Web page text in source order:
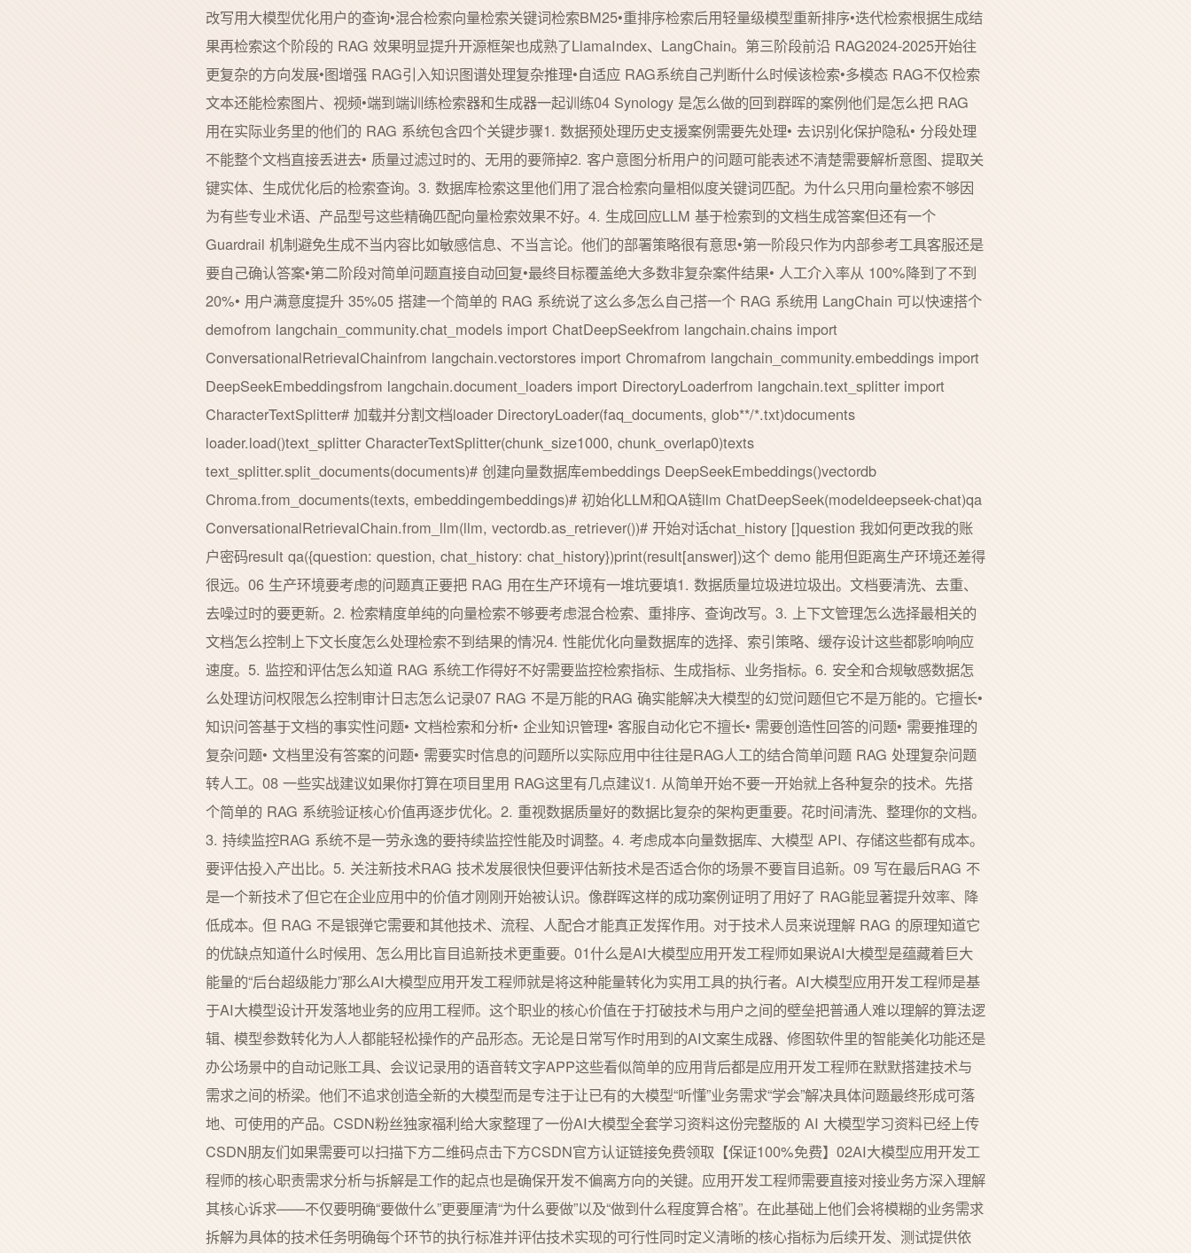
改写用大模型优化用户的查询•混合检索向量检索关键词检索BM25•重排序检索后用轻量级模型重新排序•迭代检索根据生成结
果再检索这个阶段的 RAG 效果明显提升开源框架也成熟了LlamaIndex、LangChain。第三阶段前沿 RAG2024-2025开始往
更复杂的方向发展•图增强 RAG引入知识图谱处理复杂推理•自适应 RAG系统自己判断什么时候该检索•多模态 RAG不仅检索
文本还能检索图片、视频•端到端训练检索器和生成器一起训练04 Synology 是怎么做的回到群晖的案例他们是怎么把 RAG
用在实际业务里的他们的 RAG 系统包含四个关键步骤1. 数据预处理历史支援案例需要先处理• 去识别化保护隐私• 分段处理
不能整个文档直接丢进去• 质量过滤过时的、无用的要筛掉2. 客户意图分析用户的问题可能表述不清楚需要解析意图、提取关
键实体、生成优化后的检索查询。3. 数据库检索这里他们用了混合检索向量相似度关键词匹配。为什么只用向量检索不够因
为有些专业术语、产品型号这些精确匹配向量检索效果不好。4. 生成回应LLM 基于检索到的文档生成答案但还有一个
Guardrail 机制避免生成不当内容比如敏感信息、不当言论。他们的部署策略很有意思•第一阶段只作为内部参考工具客服还是
要自己确认答案•第二阶段对简单问题直接自动回复•最终目标覆盖绝大多数非复杂案件结果• 人工介入率从 100%降到了不到
20%• 用户满意度提升 35%05 搭建一个简单的 RAG 系统说了这么多怎么自己搭一个 RAG 系统用 LangChain 可以快速搭个
demofrom langchain_community.chat_models import ChatDeepSeekfrom langchain.chains import
ConversationalRetrievalChainfrom langchain.vectorstores import Chromafrom langchain_community.embeddings import
DeepSeekEmbeddingsfrom langchain.document_loaders import DirectoryLoaderfrom langchain.text_splitter import
CharacterTextSplitter# 加载并分割文档loader DirectoryLoader(faq_documents, glob**/*.txt)documents
loader.load()text_splitter CharacterTextSplitter(chunk_size1000, chunk_overlap0)texts
text_splitter.split_documents(documents)# 创建向量数据库embeddings DeepSeekEmbeddings()vectordb
Chroma.from_documents(texts, embeddingembeddings)# 初始化LLM和QA链llm ChatDeepSeek(modeldeepseek-chat)qa
ConversationalRetrievalChain.from_llm(llm, vectordb.as_retriever())# 开始对话chat_history []question 我如何更改我的账
户密码result qa({question: question, chat_history: chat_history})print(result[answer])这个 demo 能用但距离生产环境还差得
很远。06 生产环境要考虑的问题真正要把 RAG 用在生产环境有一堆坑要填1. 数据质量垃圾进垃圾出。文档要清洗、去重、
去噪过时的要更新。2. 检索精度单纯的向量检索不够要考虑混合检索、重排序、查询改写。3. 上下文管理怎么选择最相关的
文档怎么控制上下文长度怎么处理检索不到结果的情况4. 性能优化向量数据库的选择、索引策略、缓存设计这些都影响响应
速度。5. 监控和评估怎么知道 RAG 系统工作得好不好需要监控检索指标、生成指标、业务指标。6. 安全和合规敏感数据怎
么处理访问权限怎么控制审计日志怎么记录07 RAG 不是万能的RAG 确实能解决大模型的幻觉问题但它不是万能的。它擅长•
知识问答基于文档的事实性问题• 文档检索和分析• 企业知识管理• 客服自动化它不擅长• 需要创造性回答的问题• 需要推理的
复杂问题• 文档里没有答案的问题• 需要实时信息的问题所以实际应用中往往是RAG人工的结合简单问题 RAG 处理复杂问题
转人工。08 一些实战建议如果你打算在项目里用 RAG这里有几点建议1. 从简单开始不要一开始就上各种复杂的技术。先搭
个简单的 RAG 系统验证核心价值再逐步优化。2. 重视数据质量好的数据比复杂的架构更重要。花时间清洗、整理你的文档。
3. 持续监控RAG 系统不是一劳永逸的要持续监控性能及时调整。4. 考虑成本向量数据库、大模型 API、存储这些都有成本。
要评估投入产出比。5. 关注新技术RAG 技术发展很快但要评估新技术是否适合你的场景不要盲目追新。09 写在最后RAG 不
是一个新技术了但它在企业应用中的价值才刚刚开始被认识。像群晖这样的成功案例证明了用好了 RAG能显著提升效率、降
低成本。但 RAG 不是银弹它需要和其他技术、流程、人配合才能真正发挥作用。对于技术人员来说理解 RAG 的原理知道它
的优缺点知道什么时候用、怎么用比盲目追新技术更重要。01什么是AI大模型应用开发工程师如果说AI大模型是蕴藏着巨大
能量的“后台超级能力”那么AI大模型应用开发工程师就是将这种能量转化为实用工具的执行者。AI大模型应用开发工程师是基
于AI大模型设计开发落地业务的应用工程师。这个职业的核心价值在于打破技术与用户之间的壁垒把普通人难以理解的算法逻
辑、模型参数转化为人人都能轻松操作的产品形态。无论是日常写作时用到的AI文案生成器、修图软件里的智能美化功能还是
办公场景中的自动记账工具、会议记录用的语音转文字APP这些看似简单的应用背后都是应用开发工程师在默默搭建技术与
需求之间的桥梁。他们不追求创造全新的大模型而是专注于让已有的大模型“听懂”业务需求“学会”解决具体问题最终形成可落
地、可使用的产品。CSDN粉丝独家福利给大家整理了一份AI大模型全套学习资料这份完整版的 AI 大模型学习资料已经上传
CSDN朋友们如果需要可以扫描下方二维码点击下方CSDN官方认证链接免费领取【保证100%免费】02AI大模型应用开发工
程师的核心职责需求分析与拆解是工作的起点也是确保开发不偏离方向的关键。应用开发工程师需要直接对接业务方深入理解
其核心诉求——不仅要明确“要做什么”更要厘清“为什么要做”以及“做到什么程度算合格”。在此基础上他们会将模糊的业务需求
拆解为具体的技术任务明确每个环节的执行标准并评估技术实现的可行性同时定义清晰的核心指标为后续开发、测试提供依